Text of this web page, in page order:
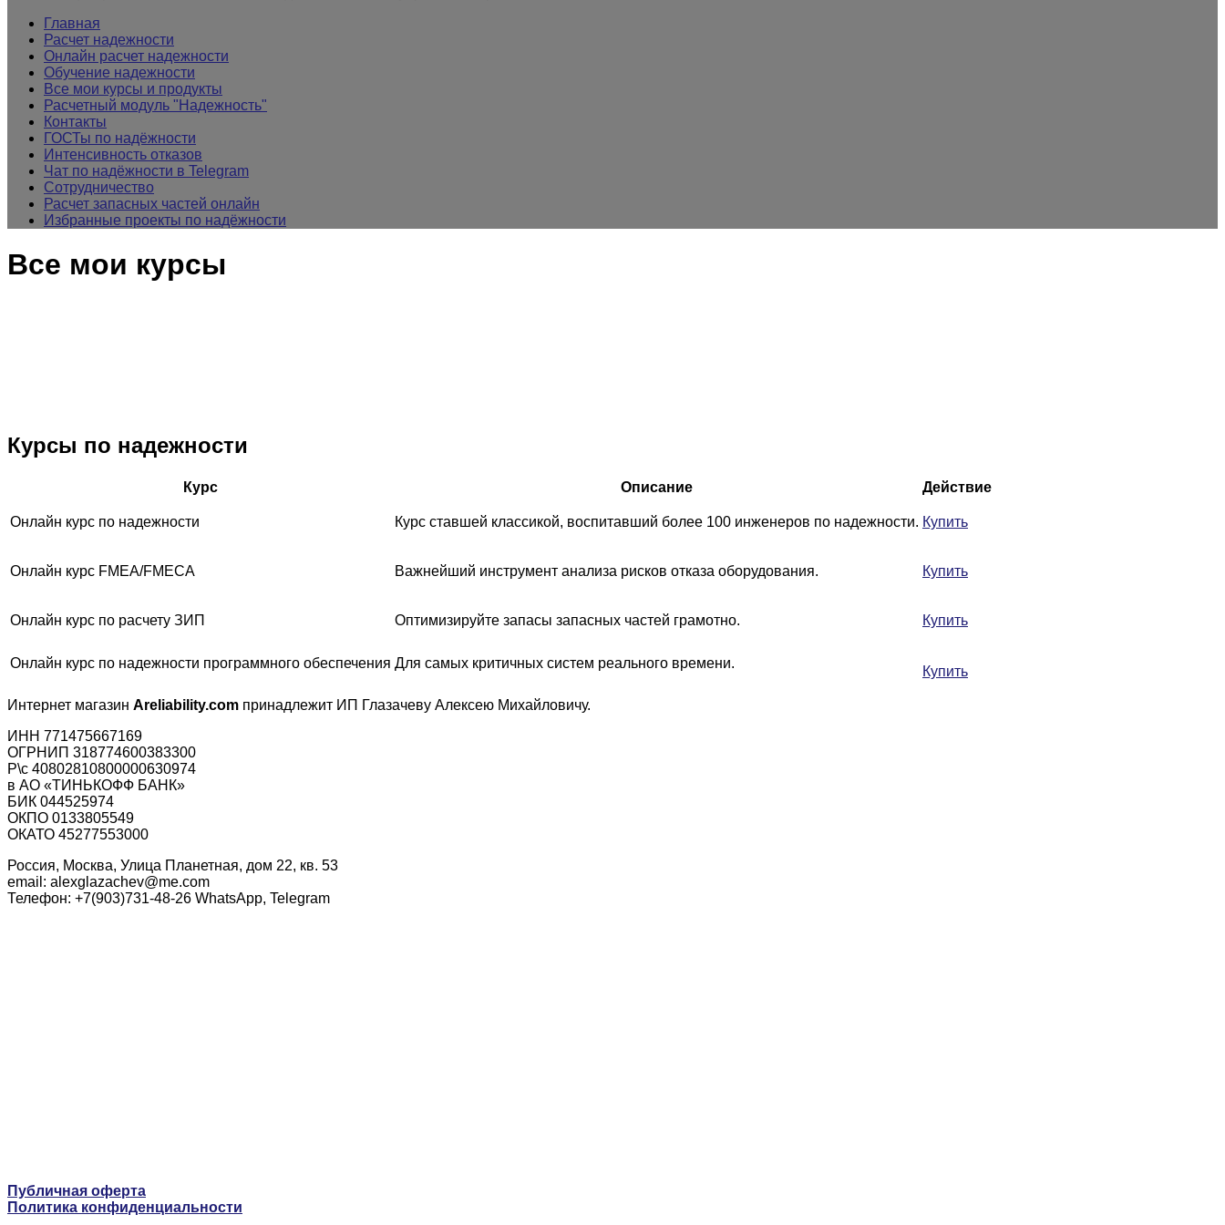
Главная
Расчет надежности
Онлайн расчет надежности
Обучение надежности
Все мои курсы и продукты
Расчетный модуль "Надежность"
Контакты
ГОСТы по надёжности
Интенсивность отказов
Чат по надёжности в Telegram
Сотрудничество
Расчет запасных частей онлайн
Избранные проекты по надёжности
Все мои курсы
Курсы по надежности
Курс Описание Действие
Онлайн курс по надежности Курс ставшей классикой, воспитавший более 100 инженеров по надежности. Купить
Онлайн курс FMEA/FMECA Важнейший инструмент анализа рисков отказа оборудования. Купить
Онлайн курс по расчету ЗИП Оптимизируйте запасы запасных частей грамотно. Купить
Онлайн курс по надежности программного обеспечения Для самых критичных систем реального времени.
Купить
Интернет магазин Areliability.com принадлежит ИП Глазачеву Алексею Михайловичу.
ИНН 771475667169
ОГРНИП 318774600383300
Р\с 40802810800000630974
в АО «ТИНЬКОФФ БАНК»
БИК 044525974
ОКПО 0133805549
ОКАТО 45277553000
Россия, Москва, Улица Планетная, дом 22, кв. 53
email: alexglazachev@me.com
Телефон: +7(903)731-48-26 WhatsApp, Telegram
Публичная оферта
Политика конфиденциальности